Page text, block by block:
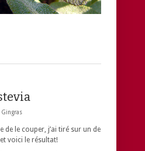
de le couper, j’ai tiré sur un de
voici le résultat!